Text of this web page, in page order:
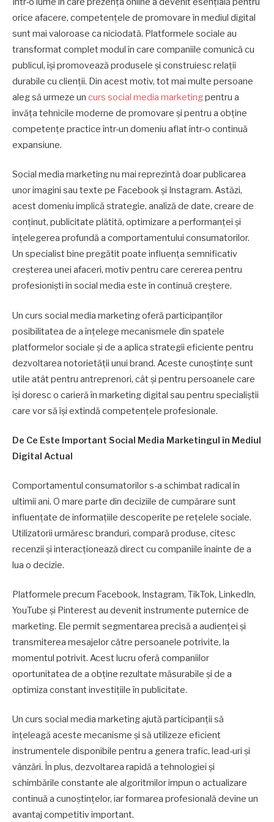
orice afacere, competențele de promovare în mediul digital
sunt mai valoroase ca niciodată. Platformele sociale au
transformat complet modul în care companiile comunică cu
publicul, își promovează produsele și construiesc relații
durabile cu clienții. Din acest motiv, tot mai multe persoane
aleg să urmeze un curs social media marketingpentru a
învăța tehnicile moderne de promovare și pentru a obține
competențe practice într-un domeniu aflat într-o continuă
expansiune.
Social media marketing nu mai reprezintă doar publicarea
unor imagini sau texte pe Facebook și Instagram. Astăzi,
acest domeniu implică strategie, analiză de date, creare de
conținut, publicitate plătită, optimizare a performanței și
înțelegerea profundă a comportamentului consumatorilor.
Un specialist bine pregătit poate influența semnificativ
creșterea unei afaceri, motiv pentru care cererea pentru
profesioniști în social media este în continuă creștere.
Un curs social media marketing oferă participanților
posibilitatea de a înțelege mecanismele din spatele
platformelor sociale și de a aplica strategii eficiente pentru
dezvoltarea notorietății unui brand. Aceste cunoștințe sunt
utile atât pentru antreprenori, cât și pentru persoanele care
își doresc o carieră în marketing digital sau pentru specialiștii
care vor să își extindă competențele profesionale.
De Ce Este Important Social Media Marketingul în Mediul
Digital Actual
Comportamentul consumatorilor s-a schimbat radical în
ultimii ani. O mare parte din deciziile de cumpărare sunt
influențate de informațiile descoperite pe rețelele sociale.
Utilizatorii urmăresc branduri, compară produse, citesc
recenzii și interacționează direct cu companiile înainte de a
lua o decizie.
Platformele precum Facebook, Instagram, TikTok, LinkedIn,
YouTube și Pinterest au devenit instrumente puternice de
marketing. Ele permit segmentarea precisă a audienței și
transmiterea mesajelor către persoanele potrivite, la
momentul potrivit. Acest lucru oferă companiilor
oportunitatea de a obține rezultate măsurabile și de a
optimiza constant investițiile în publicitate.
Un curs social media marketing ajută participanții să
înțeleagă aceste mecanisme și să utilizeze eficient
instrumentele disponibile pentru a genera trafic, lead-uri și
vânzări. În plus, dezvoltarea rapidă a tehnologiei și
schimbările constante ale algoritmilor impun o actualizare
continuă a cunoștințelor, iar formarea profesională devine un
avantaj competitiv important.